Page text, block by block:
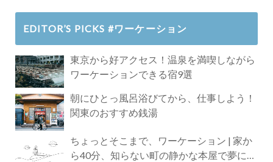
EDITOR’S PICKS #ワーケーション
東京から好アクセス！温泉を満喫しながら
ワーケーションできる宿9選
朝にひとっ風呂浴びてから、仕事しよう！
関東のおすすめ銭湯
ちょっとそこまで、ワーケーション | 家か
ら40分、知らない町の静かな本屋で夢に近